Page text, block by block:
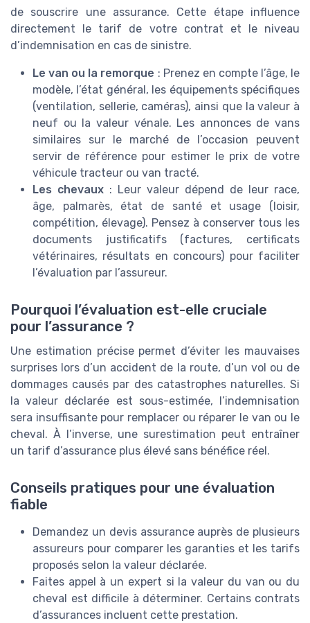
de souscrire une assurance. Cette étape influence
directement le tarif de votre contrat et le niveau
d’indemnisation en cas de sinistre.
Le van ou la remorque : Prenez en compte l’âge, le
modèle, l’état général, les équipements spécifiques
(ventilation, sellerie, caméras), ainsi que la valeur à
neuf ou la valeur vénale. Les annonces de vans
similaires sur le marché de l’occasion peuvent
servir de référence pour estimer le prix de votre
véhicule tracteur ou van tracté.
Les chevaux : Leur valeur dépend de leur race,
âge, palmarès, état de santé et usage (loisir,
compétition, élevage). Pensez à conserver tous les
documents justificatifs (factures, certificats
vétérinaires, résultats en concours) pour faciliter
l’évaluation par l’assureur.
Pourquoi l’évaluation est-elle cruciale
pour l’assurance ?
Une estimation précise permet d’éviter les mauvaises
surprises lors d’un accident de la route, d’un vol ou de
dommages causés par des catastrophes naturelles. Si
la valeur déclarée est sous-estimée, l’indemnisation
sera insuffisante pour remplacer ou réparer le van ou le
cheval. À l’inverse, une surestimation peut entraîner
un tarif d’assurance plus élevé sans bénéfice réel.
Conseils pratiques pour une évaluation
fiable
Demandez un devis assurance auprès de plusieurs
assureurs pour comparer les garanties et les tarifs
proposés selon la valeur déclarée.
Faites appel à un expert si la valeur du van ou du
cheval est difficile à déterminer. Certains contrats
d’assurances incluent cette prestation.